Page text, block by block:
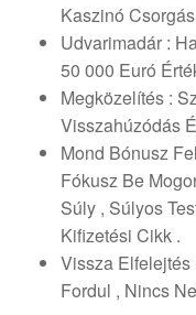
Kaszinó
Udvarimadár :
50 000 Euró
Megközelítés :
Visszahúzódás
Mond Bónusz
Fókusz Be
Súly , Súlyos
Kifizetési Cikk .
Vissza Elfelejtés
Fordul , Nincs